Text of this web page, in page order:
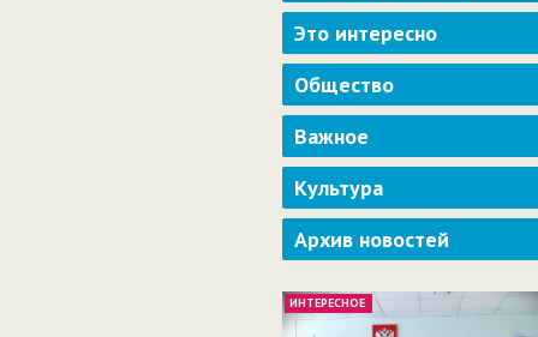
Это интересно
Общество
Важное
Культура
Архив новостей
ИНТЕРЕСНОЕ